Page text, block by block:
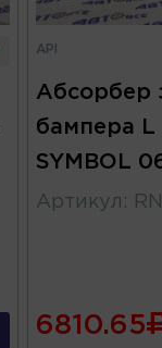
API
Абсорбер
бампера L
SYMBOL
Артикул :
6810.65